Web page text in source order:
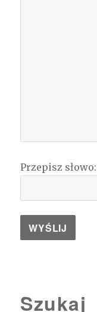
Przepisz
Szukaj